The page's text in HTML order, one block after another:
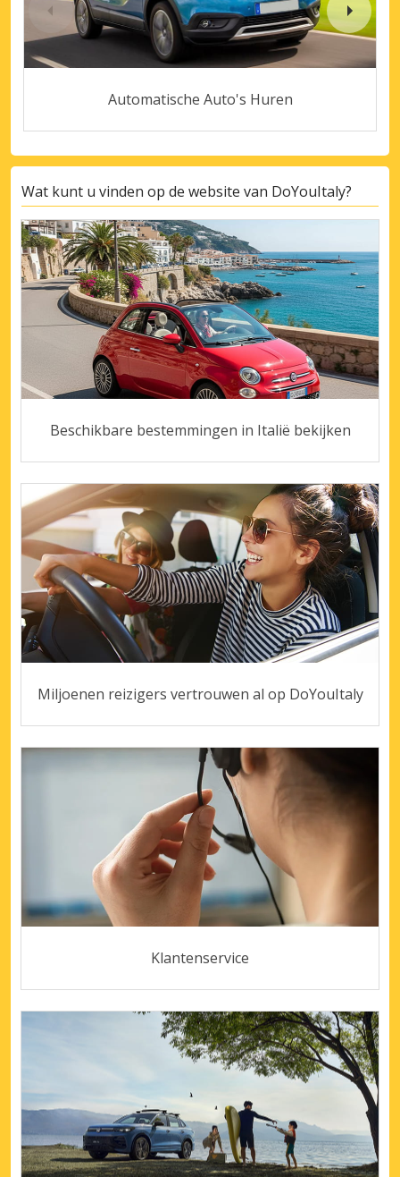
Automatische Auto's Huren
Wat kunt u vinden op de website van DoYouItaly?
Beschikbare bestemmingen in Italië bekijken
Miljoenen reizigers vertrouwen al op DoYouItaly
Klantenservice